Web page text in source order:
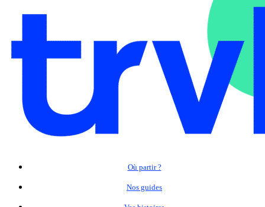
Où partir ?
Nos guides